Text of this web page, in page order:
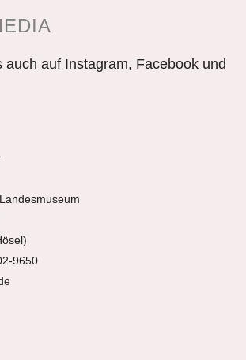
auch auf Instagram, Facebook und
9650